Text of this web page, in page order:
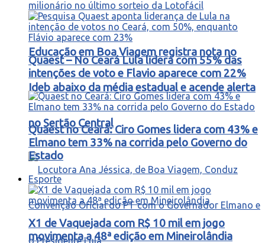
Educação em Boa Viagem registra nota no
Ideb abaixo da média estadual e acende alerta
no Sertão Central
Quaest – No Ceará Lula lidera com 55% das
intenções de voto e Flavio aparece com 22%
Quaest no Ceará: Ciro Gomes lidera com 43% e
Elmano tem 33% na corrida pelo Governo do
Estado
Esporte
X1 de Vaquejada com R$ 10 mil em jogo
movimenta a 48ª edição em Mineirolândia